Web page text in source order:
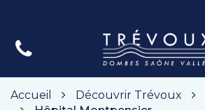
Accueil
Découvrir Trévoux